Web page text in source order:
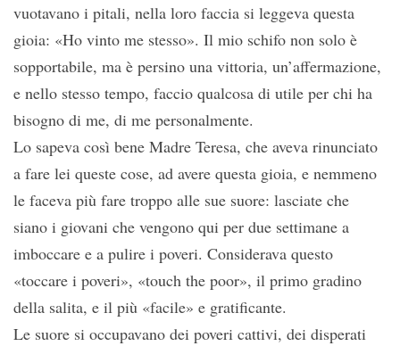
vuotavano i pitali, nella loro faccia si leggeva questa
gioia: «Ho vinto me stesso». Il mio schifo non solo è
sopportabile, ma è persino una vittoria, un’affermazione,
e nello stesso tempo, faccio qualcosa di utile per chi ha
bisogno di me, di me personalmente.
Lo sapeva così bene Madre Teresa, che aveva rinunciato
a fare lei queste cose, ad avere questa gioia, e nemmeno
le faceva più fare troppo alle sue suore: lasciate che
siano i giovani che vengono qui per due settimane a
imboccare e a pulire i poveri. Considerava questo
«toccare i poveri», «touch the poor», il primo gradino
della salita, e il più «facile» e gratificante.
Le suore si occupavano dei poveri cattivi, dei disperati